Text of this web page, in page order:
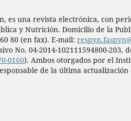
es una revista electrónica, con
y Nutrición. Domicilio de la
80 (en fax). E-mail:
No. 04-2014-102111594800-203,
0160). Ambos otorgados por el
de la última